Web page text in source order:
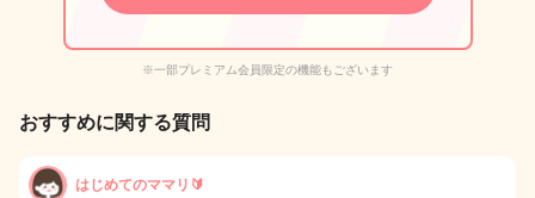
※一部プレミアム会員限定の機能もございます
おすすめに関する質問
はじめてのママリ🔰